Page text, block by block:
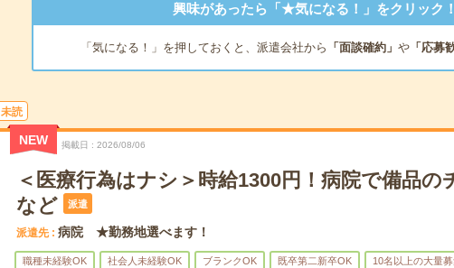
興味があったら「★気になる！」をクリック！
「気になる！」を押しておくと、派遣会社から 「面談確約」 や「応募
未読
NEW 掲載日 2026/08/06
＜医療行為はナシ＞時給1300円！病院で備品の
など
派遣
派遣先 病院 ★勤務地選べます！
職種未経験OK 社会人未経験OK ブランクOK 既卒第二新卒OK 10名以上の大量